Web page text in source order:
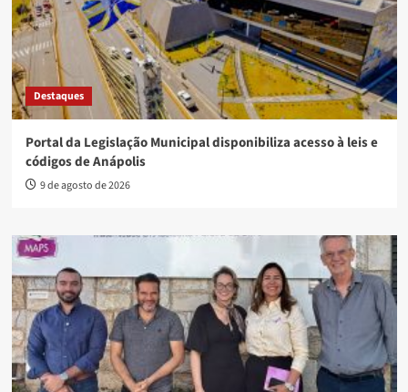
Destaques
Portal da Legislação Municipal disponibiliza acesso à leis e
códigos de Anápolis
9 de agosto de 2026